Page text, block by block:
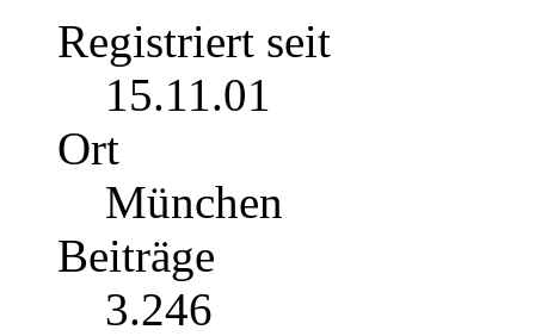
Registriert seit
15.11.01
Ort
München
Beiträge
3.246